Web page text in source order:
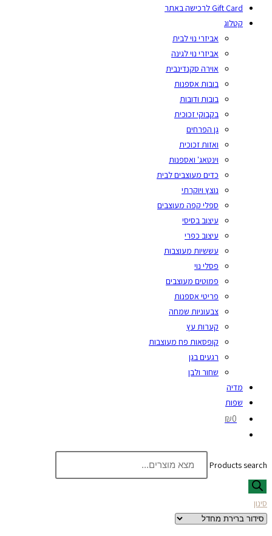
Gift Card לרכישה באתר
קטלוג
אביזרי נוי לבית
אביזרי נוי לגינה
אוירה סקנדינבית
בובות אספנות
בובות ודובות
בקבוקי זכוכית
גן הפרחים
ואזות זכוכית
וינטאג' ואספנות
כדים מעוצבים לבית
נוצץ ויוקרתי
ספלי קפה מעוצבים
עיצוב בסיסי
עיצוב כפרי
עששיות מעוצבות
פסלי נוי
פמוטים מעוצבים
פריטי אספנות
צבעוניות שמחה
קערות עץ
קופסאות פח מעוצבות
רגעים בגן
שחור ולבן
מדיה
שפות
₪0
Products search
סינון